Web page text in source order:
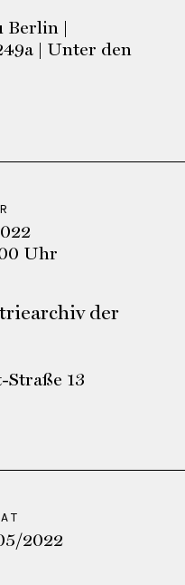
Berlin |
| Unter den
Uhr
der
13
2022